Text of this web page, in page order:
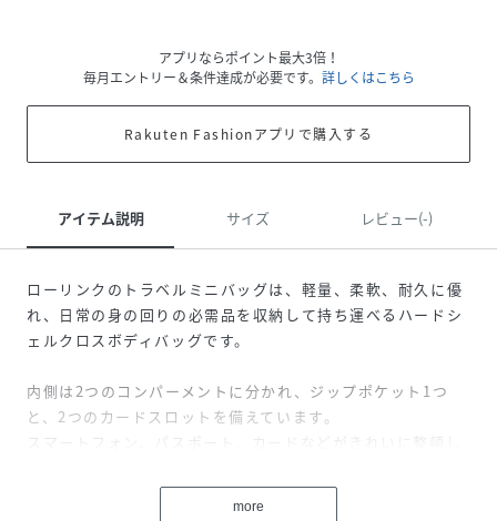
アプリならポイント最大3倍！
毎月エントリー＆条件達成が必要です。 詳しくはこちら
Rakuten Fashionアプリで購入する
アイテム説明 サイズ レビュー(-)
ローリンクのトラベルミニバッグは、軽量、柔軟、耐久に優
れ、日常の身の回りの必需品を収納して持ち運べるハードシ
ェルクロスボディバッグです。
内側は2つのコンパーメントに分かれ、ジップポケット1つ
と、2つのカードスロットを備えています。
スマートフォン、パスポート、カードなどがきれいに整頓し
more